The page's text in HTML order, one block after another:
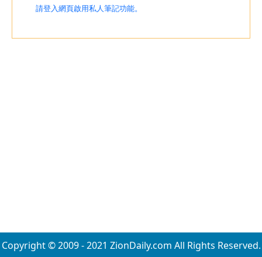
請登入網頁啟用私人筆記功能。
Copyright © 2009 - 2021 ZionDaily.com All Rights Reserved.